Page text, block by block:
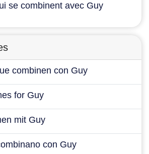
se combinent avec Guy
combinen con Guy
for Guy
mit Guy
con Guy